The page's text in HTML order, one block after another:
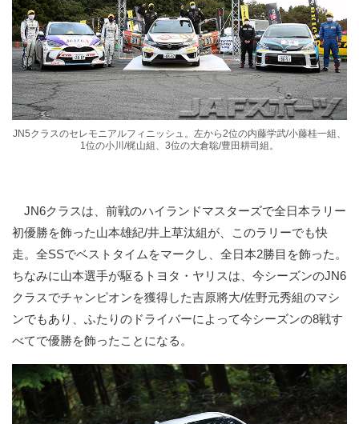
JN5クラスのセレモニアルフィニッシュ。左から2位の内藤学武/小藤桂一組、
1位の小川/梶山組、3位の大倉聡/豊田耕司組。
JN6クラスは、前戦のハイランドマスターズで全日本ラリー
初優勝を飾った山本雄紀/井上草汰組が、このラリーでも快
走。全SSでベストタイムをマークし、全日本2勝目を飾った。
ちなみに山本選手が駆るトヨタ・ヤリスは、今シーズンのJN6
クラスでチャンピオンを獲得した吉原將大/佐野元秀組のマシ
ンでもあり、ふたりのドライバーによって今シーズンの8戦す
べてで優勝を飾ったことになる。